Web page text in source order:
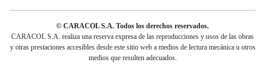
© CARACOL S.A. Todos los derechos reservados.
CARACOL S.A. realiza una reserva expresa de las reproducciones y usos de las obras
y otras prestaciones accesibles desde este sitio web a medios de lectura mecánica u otros
medios que resulten adecuados.